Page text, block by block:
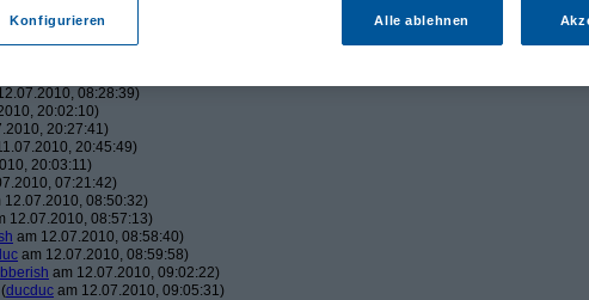
17:22:38)
17:42:05)
17:45:00)
19:16:01)
08:28:39)
20:02:10)
20:27:41)
20:45:49)
20:03:11)
07:21:42)
12.07.2010, 08:50:32)
12.07.2010, 08:57:13)
am 12.07.2010, 08:58:40)
am 12.07.2010, 08:59:58)
am 12.07.2010, 09:02:22)
(ducduc am 12.07.2010, 09:05:31)
Konfigurieren Alle ablehnen